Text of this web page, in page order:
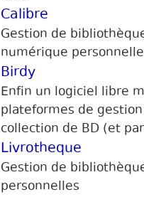
Calibre
Gestion de
numérique personnelle
Birdy
Enfin un logiciel libre
plateformes de
collection de BD (et
Livrotheque
Gestion de
personnelles